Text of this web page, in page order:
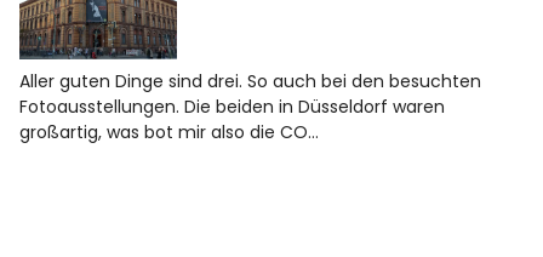
Aller guten Dinge sind drei. So auch bei den besuchten
Fotoausstellungen. Die beiden in Düsseldorf waren
großartig, was bot mir also die CO…